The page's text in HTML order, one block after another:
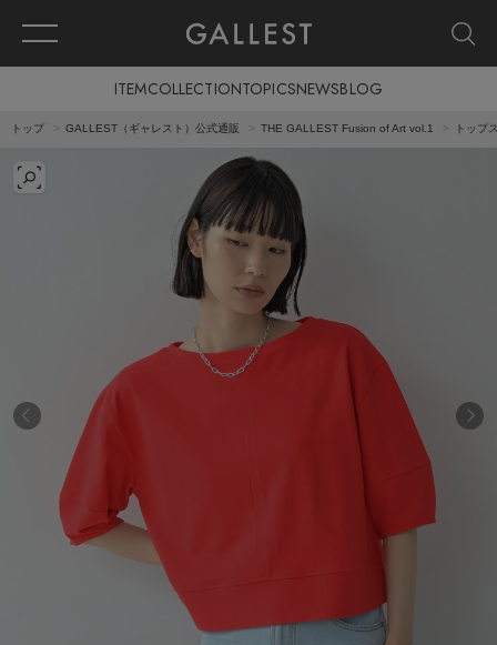
ITEMCOLLECTIONTOPICSNEWSBLOG
トップ GALLEST（ギャレスト）公式通販 THE GALLEST Fusion of Art vol.1 トップ